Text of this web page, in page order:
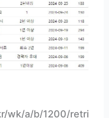
wk/a/b/1200/retri